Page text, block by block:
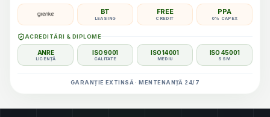
BT
LEASING
FREE
CREDIT
PPA
0% CAPEX
ACREDITĂRI & DIPLOME
ANRE
LICENȚĂ
ISO 9001
CALITATE
ISO 14001
MEDIU
ISO 45001
SSM
GARANȚIE EXTINSĂ · MENTENANȚĂ 24/7